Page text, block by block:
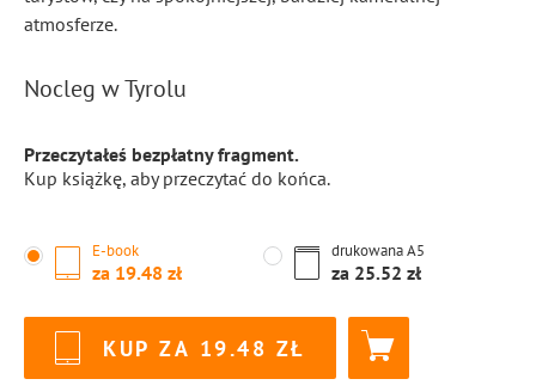
atmosferze.
Nocleg w Tyrolu
Przeczytałeś bezpłatny fragment.
Kup książkę, aby przeczytać do końca.
E-book
za 19.48
drukowanaA5
za 25.52
KUP ZA 19.48